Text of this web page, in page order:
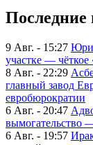
Последние
9 Авг. - 15:27
участке — чёткое
8 Авг. - 22:29
главный завод
евробюрократии
6 Авг. - 20:47
вымогательство
6 Авг. - 19:57